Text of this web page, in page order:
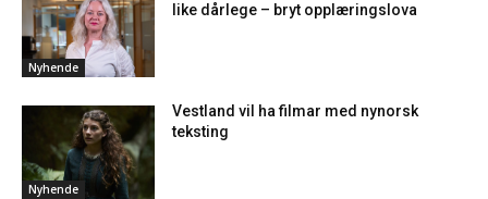
Nyhende
like dårlege – bryt opplæringslova
Nyhende
Vestland vil ha filmar med nynorsk
teksting